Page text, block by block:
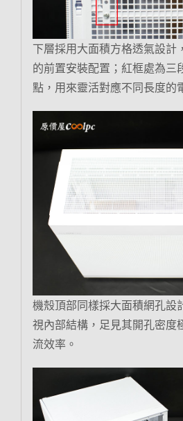
下層採用大面積方格透氣設計
的前置安裝配置；紅框處為三
點，用來靈活對應不同長度的
機殼頂部同樣採大面積網孔設
視內部結構，足見其開孔密度
流效率。